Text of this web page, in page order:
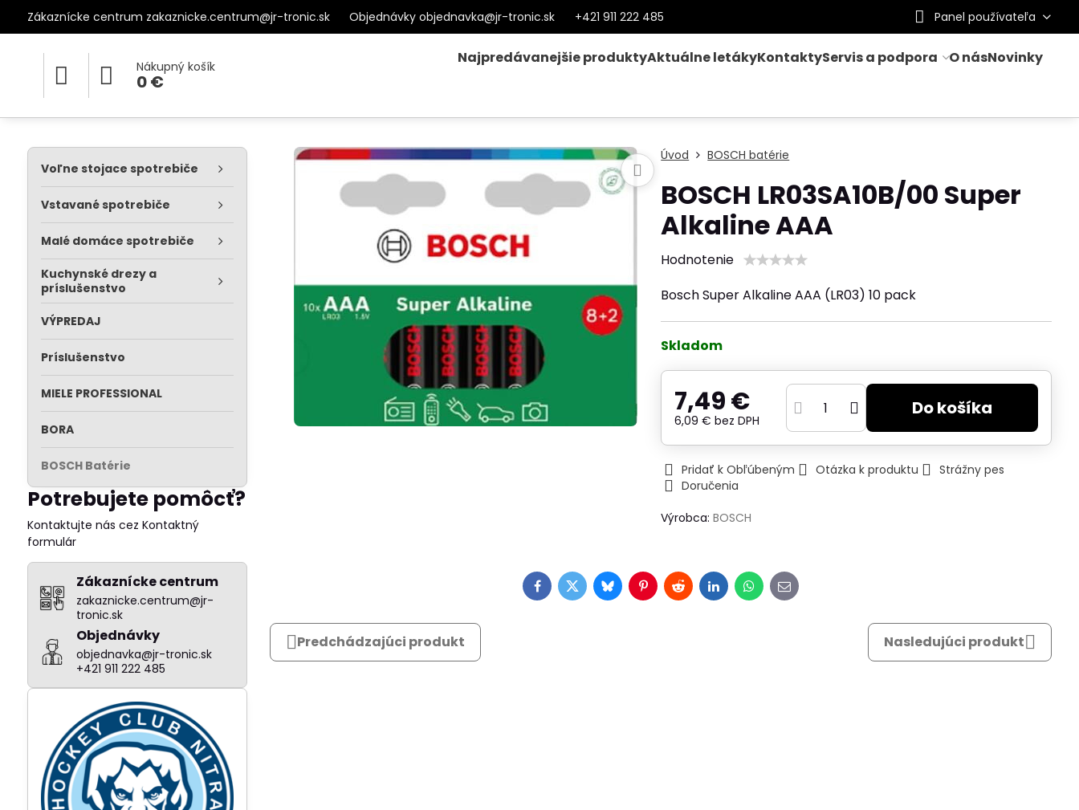
Zákaznícke centrum zakaznicke.centrum@jr-tronic.sk Objednávky objednavka@jr-tronic.sk +421 911 222 485 Panel používateľa
Nákupný košík
0 €
Najpredávanejšie produktyAktuálne letákyKontaktyServis a podpora O násNovinky
Úvod BOSCH batérie
BOSCH LR03SA10B/00 Super
Alkaline AAA
Hodnotenie
Bosch Super Alkaline AAA (LR03) 10 pack
Skladom
7,49 €
6,09 €bez DPH
Do košíka
Pridať k Obľúbeným Otázka k produktu
Strážny pes
Doručenia
Výrobca:BOSCH
Facebook
TwitterBlueskyPinterest
RedditLinkedInWhatsApp
E-
mail
Predchádzajúci produkt Nasledujúci produkt
Voľne stojace spotrebiče
Vstavané spotrebiče
Malé domáce spotrebiče
Kuchynské drezy a
príslušenstvo
VÝPREDAJ
Príslušenstvo
MIELE PROFESSIONAL
BORA
BOSCH Batérie
Potrebujete pomôcť?
Kontaktujte nás cez Kontaktný
formulár
Zákaznícke centrum
zakaznicke.centrum@jr-
tronic.sk
Objednávky
objednavka@jr-tronic.sk
+421 911 222 485